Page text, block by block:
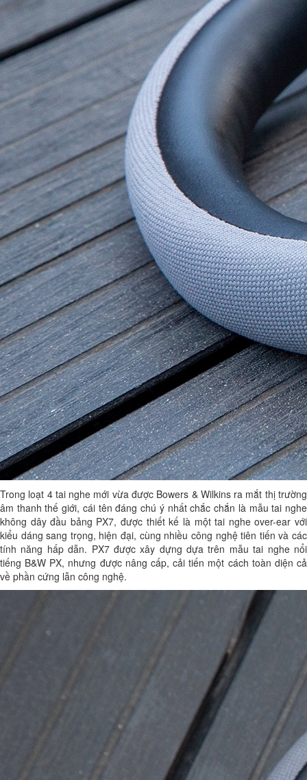
Trong loạt 4 tai nghe mới vừa được Bowers & Wilkins ra mắt thị trường
âm thanh thế giới, cái tên đáng chú ý nhất chắc chắn là mẫu tai nghe
không dây đầu bảng PX7, được thiết kế là một tai nghe over-ear với
kiểu dáng sang trọng, hiện đại, cùng nhiều công nghệ tiên tiến và các
tính năng hấp dẫn. PX7 được xây dựng dựa trên mẫu tai nghe nổi
tiếng B&W PX, nhưng được nâng cấp, cải tiến một cách toàn diện cả
về phần cứng lẫn công nghệ.